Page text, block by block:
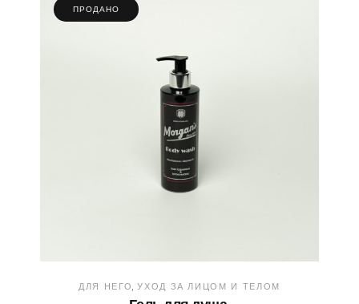
ПРОДАНО
ДЛЯ НЕГО УХОД ЗА ЛИЦОМ И ТЕЛОМ